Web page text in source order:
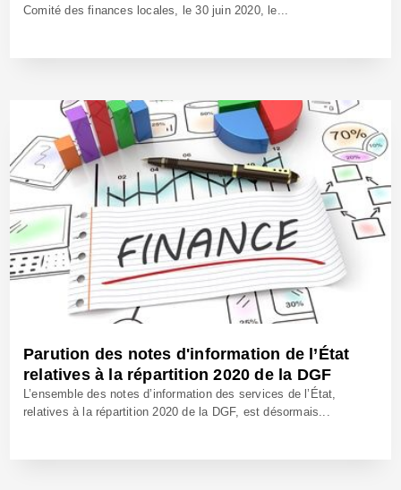
Comité des finances locales, le 30 juin 2020, le...
31 Juil 2020 - Réf: BW40246
Parution des notes d'information de l’État
relatives à la répartition 2020 de la DGF
L’ensemble des notes d’information des services de l’État,
relatives à la répartition 2020 de la DGF, est désormais...